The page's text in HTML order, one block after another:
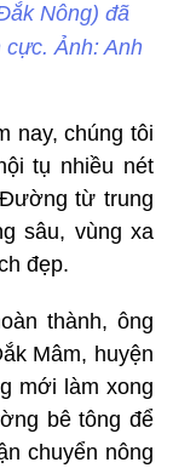
Nông) đã
Ảnh: Anh
nay, chúng tôi
tụ nhiều nét
từ trung
sâu, vùng xa
đẹp.
thành, ông
Mâm, huyện
mới làm xong
bê tông để
chuyển nông